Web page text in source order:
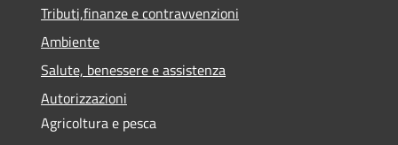
Tributi,finanze e contravvenzioni
Ambiente
Salute, benessere e assistenza
Autorizzazioni
Agricoltura e pesca